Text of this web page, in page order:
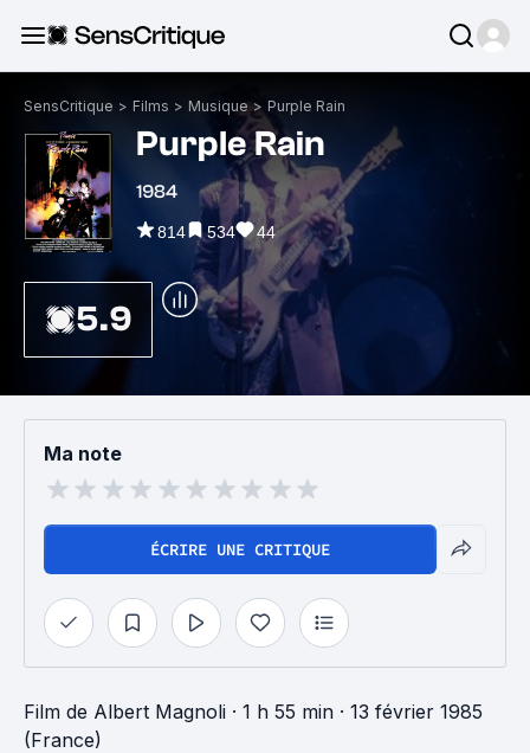
SensCritique > Films > Musique > Purple Rain
Purple Rain
1984
814 534 44
5.9
Ma note
ÉCRIRE UNE CRITIQUE
Film de Albert Magnoli · 1 h 55 min · 13 février 1985
(France)